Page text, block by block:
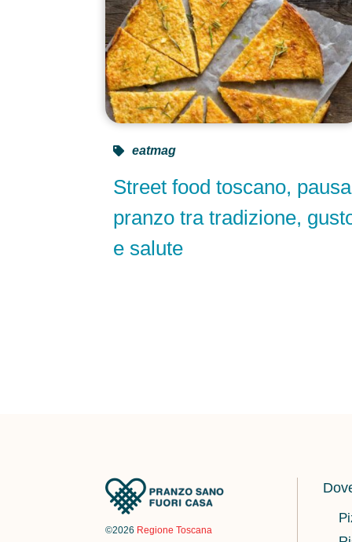
Street food toscano, pausa
pranzo tra tradizione,
e salute
eatmag
©2026 Regione Toscana